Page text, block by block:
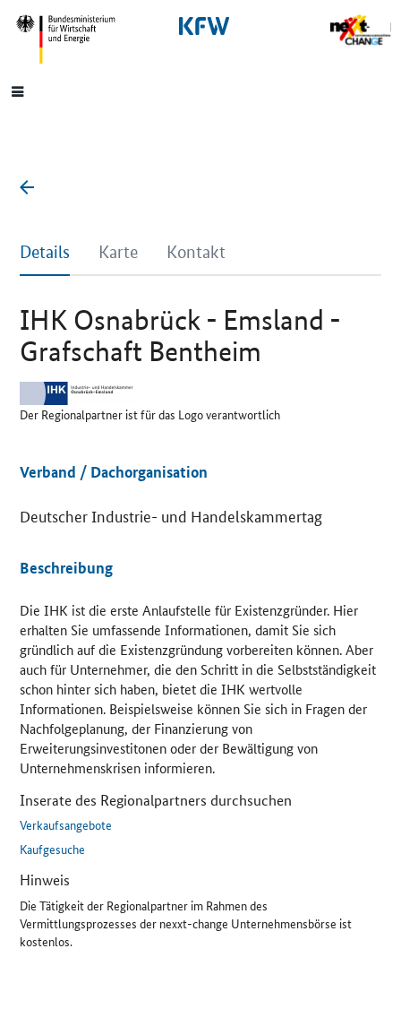
SrOnlyNavigation
Hauptmenü
Details Karte Kontakt
IHK Osnabrück - Emsland -
Grafschaft Bentheim
Der Regionalpartner ist für das Logo verantwortlich
Verband / Dachorganisation
Deutscher Industrie- und Handelskammertag
Beschreibung
Die IHK ist die erste Anlaufstelle für Existenzgründer. Hier
erhalten Sie umfassende Informationen, damit Sie sich
gründlich auf die Existenzgründung vorbereiten können. Aber
auch für Unternehmer, die den Schritt in die Selbstständigkeit
schon hinter sich haben, bietet die IHK wertvolle
Informationen. Beispielsweise können Sie sich in Fragen der
Nachfolgeplanung, der Finanzierung von
Erweiterungsinvestitonen oder der Bewältigung von
Unternehmenskrisen informieren.
Inserate des Regionalpartners durchsuchen
Verkaufsangebote
Kaufgesuche
Hinweis
Die Tätigkeit der Regionalpartner im Rahmen des
Vermittlungsprozesses der nexxt-change Unternehmensbörse ist
kostenlos.